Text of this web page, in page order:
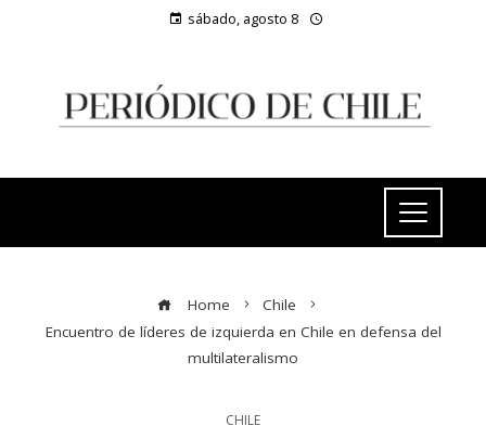
sábado, agosto 8
Home
Chile
Encuentro de líderes de izquierda en Chile en defensa del
multilateralismo
CHILE